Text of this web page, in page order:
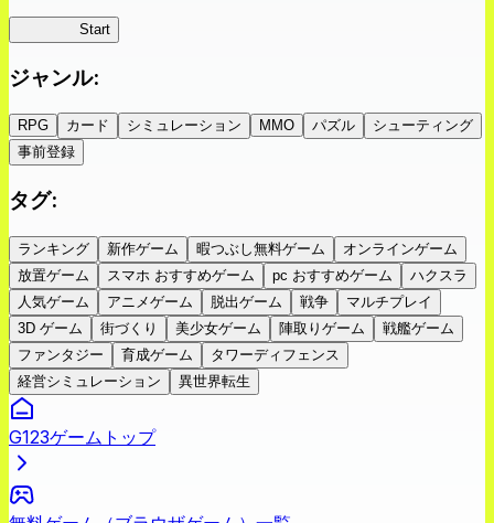
Start
ジャンル:
RPG カード シミュレーション MMO パズル
シューティング
事前登録
タグ:
ランキング 新作ゲーム 暇つぶし無料ゲーム
オンラインゲーム
放置ゲーム
スマホ おすすめゲーム pc おすすめゲーム
ハクスラ
人気ゲーム
アニメゲーム 脱出ゲーム 戦争
マルチプレイ
3D ゲーム
街づくり 美少女ゲーム 陣取りゲーム
戦艦ゲーム
ファンタジー
育成ゲーム
タワーディフェンス
経営シミュレーション
異世界転生
G123ゲームトップ